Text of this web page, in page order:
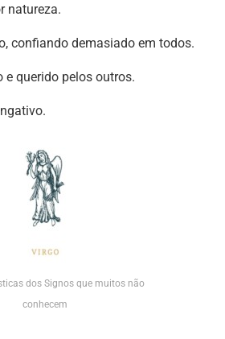
natureza.
confiando demasiado em todos.
e querido pelos outros.
dos Signos que muitos não
conhecem